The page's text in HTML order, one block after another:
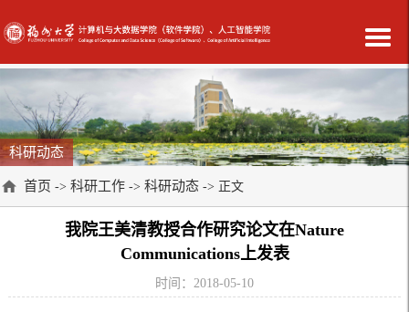
科研动态
首页 -> 科研工作 -> 科研动态 -> 正文
我院王美清教授合作研究论文在Nature
Communications上发表
时间：2018-05-10